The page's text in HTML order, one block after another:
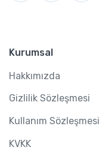
Kurumsal
Hakkımızda
Gizlilik Sözleşmesi
Kullanım Sözleşmesi
KVKK